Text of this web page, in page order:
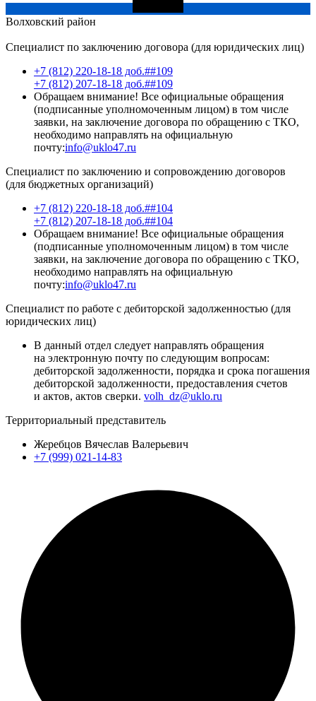
Волховский район
Специалист по заключению договора (для юридических лиц)
+7 (812) 220-18-18 доб.##109
+7 (812) 207-18-18 доб.##109
Обращаем внимание! Все официальные обращения
(подписанные уполномоченным лицом) в том числе
заявки, на заключение договора по обращению с ТКО,
необходимо направлять на официальную
почту:info@uklo47.ru
Специалист по заключению и сопровождению договоров
(для бюджетных организаций)
+7 (812) 220-18-18 доб.##104
+7 (812) 207-18-18 доб.##104
Обращаем внимание! Все официальные обращения
(подписанные уполномоченным лицом) в том числе
заявки, на заключение договора по обращению с ТКО,
необходимо направлять на официальную
почту:info@uklo47.ru
Специалист по работе с дебиторской задолженностью (для
юридических лиц)
В данный отдел следует направлять обращения
на электронную почту по следующим вопросам:
дебиторской задолженности, порядка и срока погашения
дебиторской задолженности, предоставления счетов
и актов, актов сверки. volh_dz@uklo.ru
Территориальный представитель
Жеребцов Вячеслав Валерьевич
+7 (999) 021-14-83